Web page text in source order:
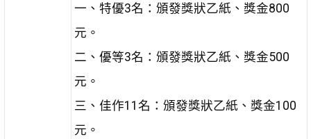
一、特優3名：頒發獎狀乙紙、獎金800
元。
二、優等3名：頒發獎狀乙紙、獎金500
元。
三、佳作11名：頒發獎狀乙紙、獎金100
元。